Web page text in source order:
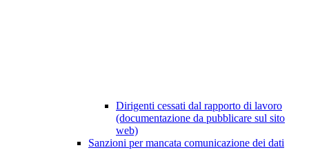
Dirigenti cessati dal rapporto di lavoro
(documentazione da pubblicare sul sito
web)
Sanzioni per mancata comunicazione dei dati